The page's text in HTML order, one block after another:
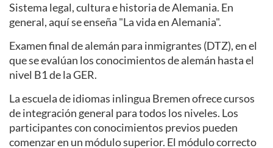
Sistema legal, cultura e historia de Alemania. En
general, aquí se enseña "La vida en Alemania".
Examen final de alemán para inmigrantes (DTZ), en el
que se evalúan los conocimientos de alemán hasta el
nivel B1 de la GER.
La escuela de idiomas inlingua Bremen ofrece cursos
de integración general para todos los niveles. Los
participantes con conocimientos previos pueden
comenzar en un módulo superior. El módulo correcto